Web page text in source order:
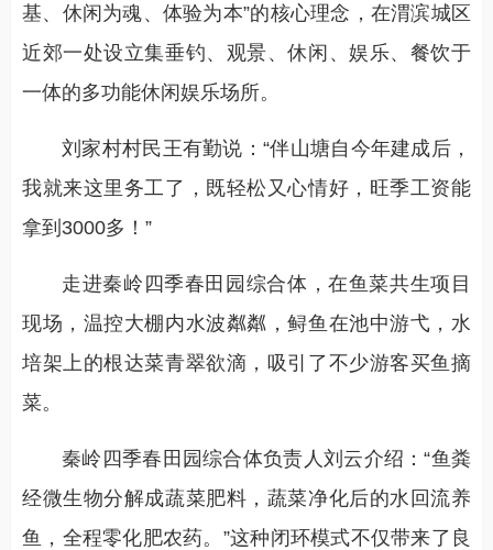
基、休闲为魂、体验为本”的核心理念，在渭滨城区
近郊一处设立集垂钓、观景、休闲、娱乐、餐饮于
一体的多功能休闲娱乐场所。
刘家村村民王有勤说：“伴山塘自今年建成后，
我就来这里务工了，既轻松又心情好，旺季工资能
拿到3000多！”
走进秦岭四季春田园综合体，在鱼菜共生项目
现场，温控大棚内水波粼粼，鲟鱼在池中游弋，水
培架上的根达菜青翠欲滴，吸引了不少游客买鱼摘
菜。
秦岭四季春田园综合体负责人刘云介绍：“鱼粪
经微生物分解成蔬菜肥料，蔬菜净化后的水回流养
鱼，全程零化肥农药。”这种闭环模式不仅带来了良